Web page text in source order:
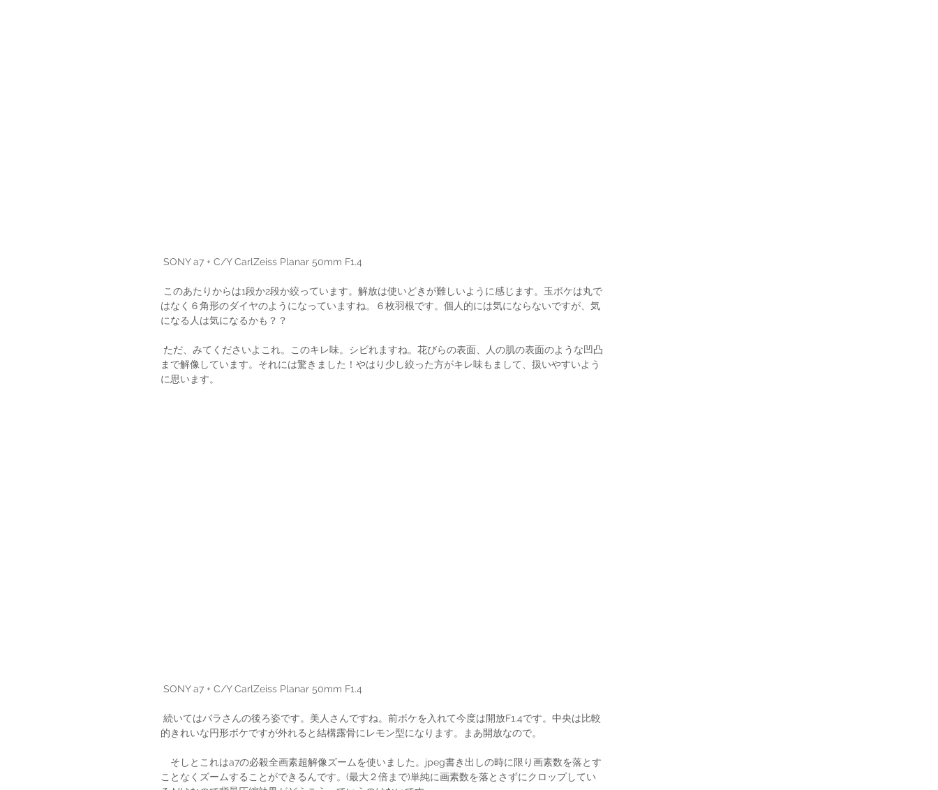
SONY a7 + C/Y CarlZeiss Planar 50mm F1.4
はなく６角形のダイヤのようになっていますね。６枚羽根です。個人的には気にならないですが、気
になる人は気になるかも？？
まで解像しています。それには驚きました！やはり少し絞った方がキレ味もまして、扱いやすいよう
に思います。
SONY a7 + C/Y CarlZeiss Planar 50mm F1.4
的きれいな円形ボケですが外れると結構露骨にレモン型になります。まあ開放なので。
そしとこれはa7の必殺全画素超解像ズームを使いました。jpeg書き出しの時に限り画素数を落とす
ことなくズームすることができるんです。(最大２倍まで)単純に画素数を落とさずにクロップしてい